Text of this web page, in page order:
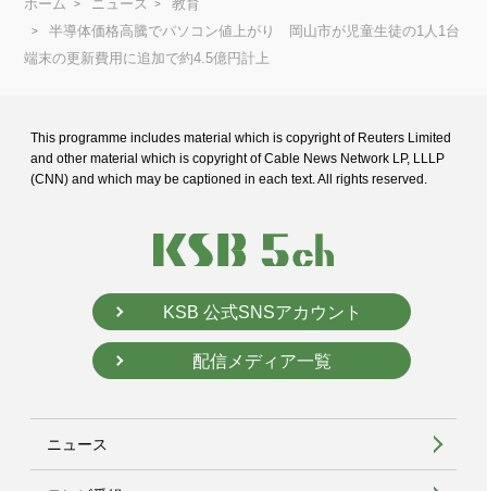
ホーム ニュース
教育
半導体価格高騰でパソコン値上がり 岡山市が児童生徒の1人1台
端末の更新費用に追加で約4.5億円計上
This programme includes material which is copyright of Reuters Limited
and other material which is copyright of Cable News Network LP, LLLP
(CNN) and which may be captioned in each text. All rights reserved.
KSB 公式SNSアカウント
配信メディア一覧
ニュース